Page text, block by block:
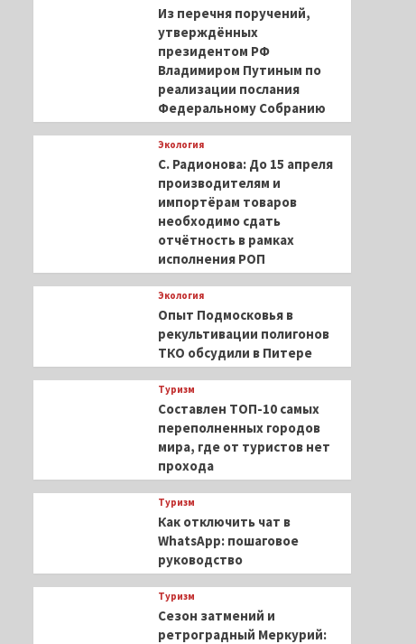
Из перечня поручений,
утверждённых
президентом РФ
Владимиром Путиным по
реализации послания
Федеральному Собранию
Экология
С. Радионова: До 15 апреля
производителям и
импортёрам товаров
необходимо сдать
отчётность в рамках
исполнения РОП
Экология
Опыт Подмосковья в
рекультивации полигонов
ТКО обсудили в Питере
Туризм
Составлен ТОП-10 самых
переполненных городов
мира, где от туристов нет
прохода
Туризм
Как отключить чат в
WhatsApp: пошаговое
руководство
Туризм
Сезон затмений и
ретроградный Меркурий: